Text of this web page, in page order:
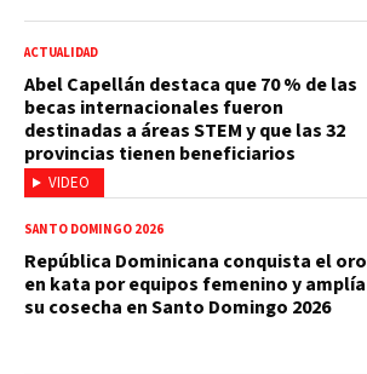
VIDEO
ACTUALIDAD
Abel Capellán destaca que 70 % de las
becas internacionales fueron
destinadas a áreas STEM y que las 32
provincias tienen beneficiarios
SANTO DOMINGO 2026
República Dominicana conquista el oro
en kata por equipos femenino y amplía
su cosecha en Santo Domingo 2026